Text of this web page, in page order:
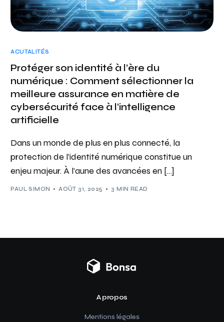
ACUTALITÉS
Protéger son identité à l’ère du
numérique : Comment sélectionner la
meilleure assurance en matière de
cybersécurité face à l’intelligence
artificielle
Dans un monde de plus en plus connecté, la
protection de l’identité numérique constitue un
enjeu majeur. À l’aune des avancées en […]
PAUL SIMON AOÛT 31, 2025 3 MIN READ
A propos
Mentions légales